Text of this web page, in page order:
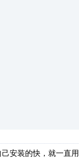
安装的快，就一直